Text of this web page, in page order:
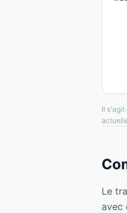
Il s'agit
Le
avec